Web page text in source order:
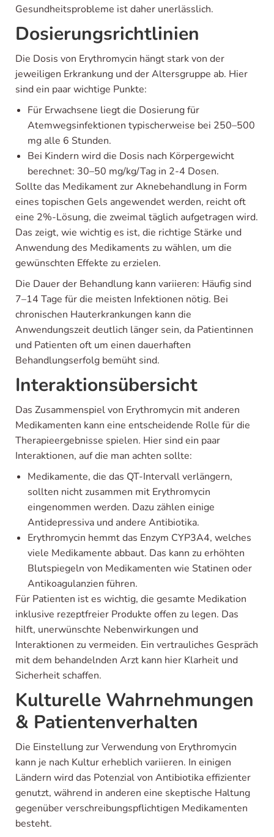
Gesundheitsprobleme ist daher unerlässlich.
Dosierungsrichtlinien
Die Dosis von Erythromycin hängt stark von der
jeweiligen Erkrankung und der Altersgruppe ab. Hier
sind ein paar wichtige Punkte:
Für Erwachsene liegt die Dosierung für
Atemwegsinfektionen typischerweise bei 250–500
mg alle 6 Stunden.
Bei Kindern wird die Dosis nach Körpergewicht
berechnet: 30–50 mg/kg/Tag in 2-4 Dosen.
Sollte das Medikament zur Aknebehandlung in Form
eines topischen Gels angewendet werden, reicht oft
eine 2%-Lösung, die zweimal täglich aufgetragen wird.
Das zeigt, wie wichtig es ist, die richtige Stärke und
Anwendung des Medikaments zu wählen, um die
gewünschten Effekte zu erzielen.
Die Dauer der Behandlung kann variieren: Häufig sind
7–14 Tage für die meisten Infektionen nötig. Bei
chronischen Hauterkrankungen kann die
Anwendungszeit deutlich länger sein, da Patientinnen
und Patienten oft um einen dauerhaften
Behandlungserfolg bemüht sind.
Interaktionsübersicht
Das Zusammenspiel von Erythromycin mit anderen
Medikamenten kann eine entscheidende Rolle für die
Therapieergebnisse spielen. Hier sind ein paar
Interaktionen, auf die man achten sollte:
Medikamente, die das QT-Intervall verlängern,
sollten nicht zusammen mit Erythromycin
eingenommen werden. Dazu zählen einige
Antidepressiva und andere Antibiotika.
Erythromycin hemmt das Enzym CYP3A4, welches
viele Medikamente abbaut. Das kann zu erhöhten
Blutspiegeln von Medikamenten wie Statinen oder
Antikoagulanzien führen.
Für Patienten ist es wichtig, die gesamte Medikation
inklusive rezeptfreier Produkte offen zu legen. Das
hilft, unerwünschte Nebenwirkungen und
Interaktionen zu vermeiden. Ein vertrauliches Gespräch
mit dem behandelnden Arzt kann hier Klarheit und
Sicherheit schaffen.
Kulturelle Wahrnehmungen
& Patientenverhalten
Die Einstellung zur Verwendung von Erythromycin
kann je nach Kultur erheblich variieren. In einigen
Ländern wird das Potenzial von Antibiotika effizienter
genutzt, während in anderen eine skeptische Haltung
gegenüber verschreibungspflichtigen Medikamenten
besteht.